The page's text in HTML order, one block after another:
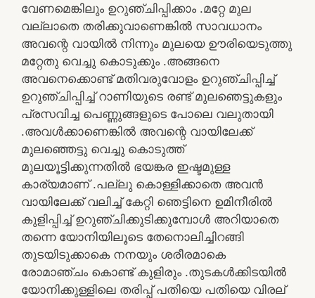
വേണമെങ്കിലും ഉറുഞ്ചിപ്പിക്കാം .മറ്റേ മുല
വല്ലാതെ തരിക്കുവാണെങ്കിൽ സാവധാനം
അവന്റെ വായിൽ നിന്നും മുലയെ ഊരിയെടുത്തു
മറ്റേതു വെച്ചു കൊടുക്കും .അങ്ങനെ
അവനെക്കൊണ്ട് മതിവരുവോളം ഉറുഞ്ചിപ്പിച്ച്
ഉറുഞ്ചിപ്പിച്ച് റാണിയുടെ രണ്ട് മുലഞെട്ടുകളും
പ്രസവിച്ച പെണ്ണുങ്ങളുടെ പോലെ വലുതായി
.അവൾക്കാണെങ്കിൽ അവന്റെ വായിലേക്ക്
മുലഞ്ഞെട്ടു വെച്ചു കൊടുത്ത്
മുലയൂട്ടിക്കുന്നതിൽ ഭയങ്കര ഇഷ്ടമുള്ള
കാര്യമാണ് .പല്ലു കൊള്ളിക്കാതെ അവൻ
വായിലേക്ക് വലിച്ച് കേറ്റി ഞെട്ടിനെ ഉമിനീരിൽ
കുളിപ്പിച്ച് ഉറുഞ്ചിക്കുടിക്കുമ്പോൾ അറിയാതെ
തന്നെ യോനിയിലൂടെ തേനൊലിച്ചിറങ്ങി
തുടയിടുക്കാകെ നനയും ശരീരമാകെ
രോമാഞ്ചം കൊണ്ട് കുളിരും .തുടകൾക്കിടയിൽ
യോനിക്കുള്ളിലെ തരിപ്പ് പതിയെ പതിയെ വിരല്